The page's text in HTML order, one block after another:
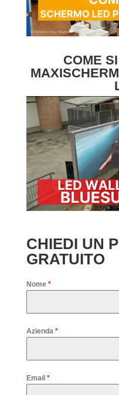
COME
CHIEDI UN
GRATUITO
Nome *
Azienda *
Email *